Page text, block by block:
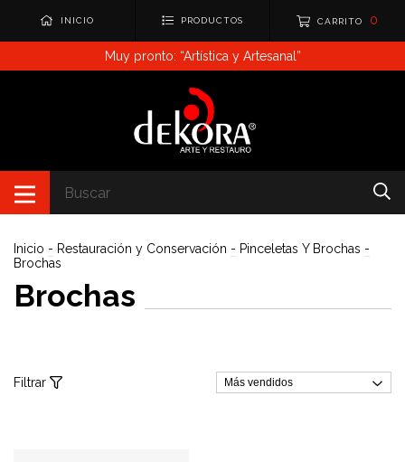
INICIO PRODUCTOS CARRITO 0
Muy pronto: “Artística y Artesanal”
Inicio - Restauración y Conservación - Pinceletas Y Brochas -
Brochas
Brochas
Filtrar